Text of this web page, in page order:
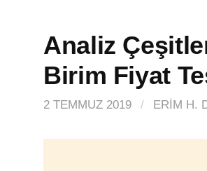
Analiz
Birim Fiyat
2 TEMMUZ 2019 / ERIM H.